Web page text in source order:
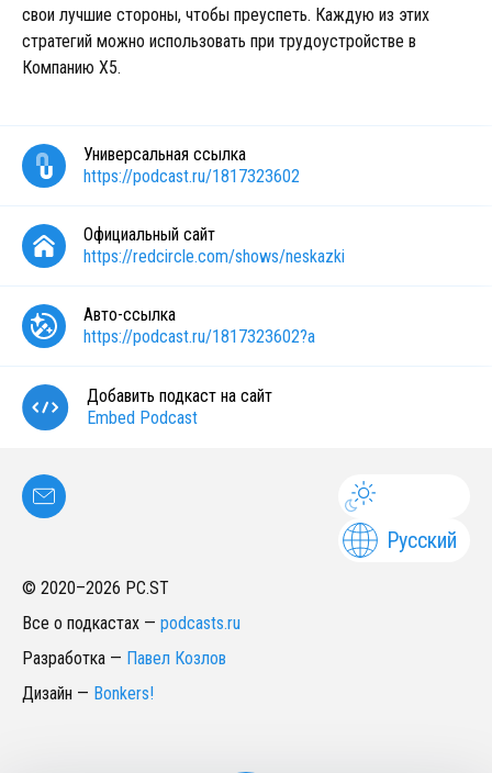
свои лучшие стороны, чтобы преуспеть. Каждую из этих
стратегий можно использовать при трудоустройстве в
Компанию X5.
Универсальная ссылка
https://podcast.ru/1817323602
Официальный сайт
https://redcircle.com/shows/neskazki
Авто-ссылка
https://podcast.ru/1817323602?a
Добавить подкаст на сайт
Embed Podcast
Русский
© 2020–2026 PC.ST
Все о подкастах — podcasts.ru
Разработка — Павел Козлов
Дизайн — Bonkers!